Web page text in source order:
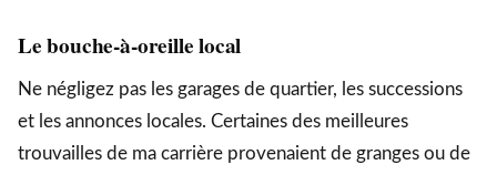
Le bouche-à-oreille local
Ne négligez pas les garages de quartier, les successions
et les annonces locales. Certaines des meilleures
trouvailles de ma carrière provenaient de granges ou de